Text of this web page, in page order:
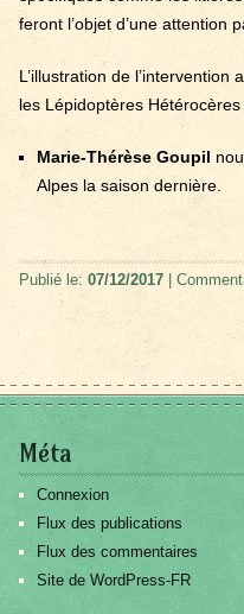
feront l’objet d’une attention
L’illustration de
les Lépidoptères Hétérocères
Marie-Thérèse Goupil
Alpes la saison dernière.
Publié le: 07/12/2017 |
Méta
Connexion
Flux des publications
Flux des commentaires
Site de WordPress-FR